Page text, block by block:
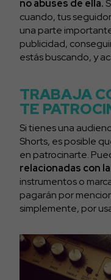
no abuses de ella.
cuando, tus
una parte
publicidad,
estás buscando, y
TRABAJA
TE
Si tienes una
Shorts, es posible
en patrocinarte.
relacionadas con
instrumentos o
pagarán por
simplemente, por